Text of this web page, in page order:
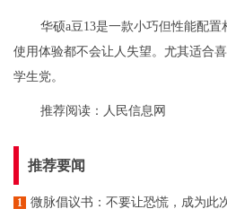
华硕a豆13是一款小巧但性能配
使用体验都不会让人失望。尤其适合
学生党。
推荐阅读： 人民信息网
推荐要闻
1 微脉倡议书：不要让恐慌，成为此